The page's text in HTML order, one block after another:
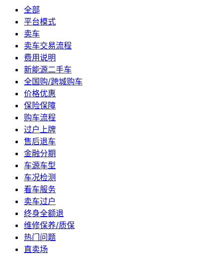
全部
平台模式
卖车
卖车交易流程
费用说明
新能源二手车
全国购/跨城购车
价格优惠
保险保障
购车流程
过户上牌
售后退车
金融分期
车源车型
车况检测
看车服务
卖车过户
终身全额退
维修保养/质保
热门问题
直卖场